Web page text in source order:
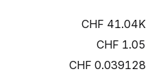
41.04K
1.05
0.039128